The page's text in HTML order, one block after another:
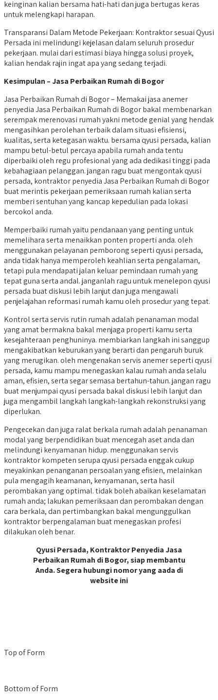
keinginan kalian bersama hati-hati dan juga bertugas keras
untuk melengkapi harapan.
Transparansi Dalam Metode Pekerjaan: Kontraktor sesuai Qyusi
Persada ini melindungi kejelasan dalam seluruh prosedur
pekerjaan. mulai dari estimasi biaya hingga solusi proyek,
kalian hendak rajin ingat apa yang sedang terjadi.
Kesimpulan – Jasa Perbaikan Rumah di Bogor
Jasa Perbaikan Rumah di Bogor – Memakai jasa anemer
penyedia Jasa Perbaikan Rumah di Bogor bakal membenarkan
serempak merenovasi rumah yakni metode genial yang hendak
mengasihkan perolehan terbaik dalam situasi efisiensi,
kualitas, serta ketegasan waktu. bersama qyusi persada, kalian
mampu betul-betul percaya apabila rumah anda tentu
diperbaiki oleh regu profesional yang ada dedikasi tinggi pada
kebahagiaan pelanggan. jangan ragu buat mengontak qyusi
persada, kontraktor penyedia Jasa Perbaikan Rumah di Bogor
buat merintis pekerjaan pemeriksaan rumah kalian serta
memberi sentuhan yang kancap kepedulian pada lokasi
bercokol anda.
Memperbaiki rumah yaitu pendanaan yang penting untuk
memelihara serta menaikkan ponten properti anda. oleh
menggunakan pelayanan pemborong seperti qyusi persada,
anda tidak hanya memperoleh keahlian serta pengalaman,
tetapi pula mendapati jalan keluar pemindaan rumah yang
tepat guna serta andal. janganlah ragu untuk menelepon qyusi
persada buat diskusi lebih lanjut dan juga mengawali
penjelajahan reformasi rumah kamu oleh prosedur yang tepat.
Kontrol serta servis rutin rumah adalah penanaman modal
yang amat bermakna bakal menjaga properti kamu serta
kesejahteraan penghuninya. membiarkan langkah ini sanggup
mengakibatkan keburukan yang berarti dan pengaruh buruk
yang merugikan. oleh mengenakan servis anemer seperti qyusi
persada, kamu mampu menegaskan kalau rumah anda selalu
aman, efisien, serta segar semasa bertahun-tahun. jangan ragu
buat menjumpai qyusi persada bakal diskusi lebih lanjut dan
juga mengambil langkah langkah-langkah rekonstruksi yang
diperlukan.
Pengecekan dan juga ralat berkala rumah adalah penanaman
modal yang berpendidikan buat mencegah aset anda dan
melindungi kenyamanan hidup. menggunakan servis
kontraktor kompeten serupa qyusi persada enggak cukup
meyakinkan penanganan persoalan yang efisien, melainkan
pula mengagih keamanan, kenyamanan, serta hasil
perombakan yang optimal. tidak boleh abaikan keselamatan
rumah anda; lakukan pemeriksaan dan perombakan dengan
cara berkala, dan pertimbangkan bakal mengunggulkan
kontraktor berpengalaman buat menegaskan profesi
dilakukan oleh benar.
Qyusi Persada, Kontraktor Penyedia Jasa
Perbaikan Rumah di Bogor, siap membantu
Anda. Segera hubungi nomor yang aada di
website ini
Top of Form
Bottom of Form